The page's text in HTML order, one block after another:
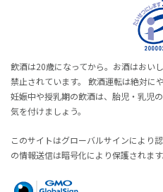
飲酒は20歳になってから。お酒はおい
禁止されています。 飲酒運転は絶対にや
妊娠中や授乳期の飲酒は、胎児・乳児
気を付けましょう。
このサイトはグローバルサインにより
の情報送信は暗号化により保護されます